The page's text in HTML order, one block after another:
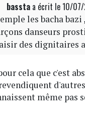
basstaa écrit le 10/
les bacha bazi
danseurs
des dignitaires
cela que c'est
même pas